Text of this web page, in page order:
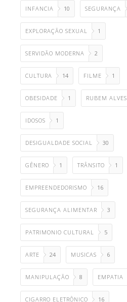
INFANCIA 10 SEGURANÇA
EXPLORAÇÃO SEXUAL 1
SERVIDÃO MODERNA 2
CULTURA 14 FILME 1
OBESIDADE 1 RUBEM ALVES
IDOSOS 1
DESIGUALDADE SOCIAL 30
GÊNERO 1 TRÂNSITO 1
EMPREENDEDORISMO 16
SEGURANÇA ALIMENTAR 3
PATRIMONIO CULTURAL 5
ARTE 24 MUSICAS 6
MANIPULAÇÃO 8 EMPATIA
CIGARRO ELETRÔNICO 16